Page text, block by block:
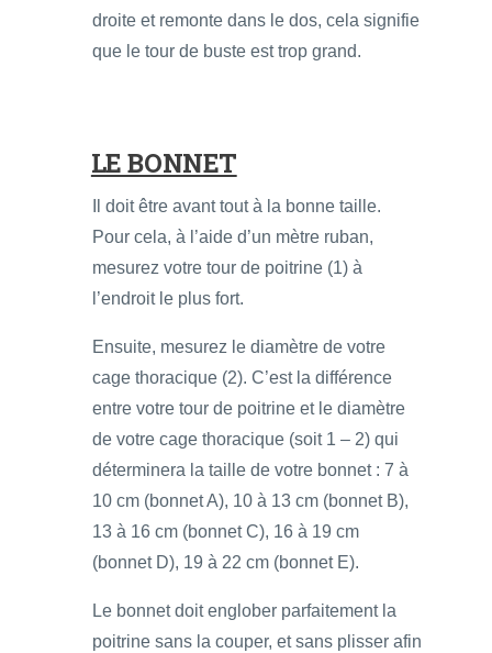
droite et remonte dans le dos, cela signifie
que le tour de buste est trop grand.
LE BONNET
Il doit être avant tout à la bonne taille.
Pour cela, à l’aide d’un mètre ruban,
mesurez votre tour de poitrine (1) à
l’endroit le plus fort.
Ensuite, mesurez le diamètre de votre
cage thoracique (2). C’est la différence
entre votre tour de poitrine et le diamètre
de votre cage thoracique (soit 1 – 2) qui
déterminera la taille de votre bonnet : 7 à
10 cm (bonnet A), 10 à 13 cm (bonnet B),
13 à 16 cm (bonnet C), 16 à 19 cm
(bonnet D), 19 à 22 cm (bonnet E).
Le bonnet doit englober parfaitement la
poitrine sans la couper, et sans plisser afin